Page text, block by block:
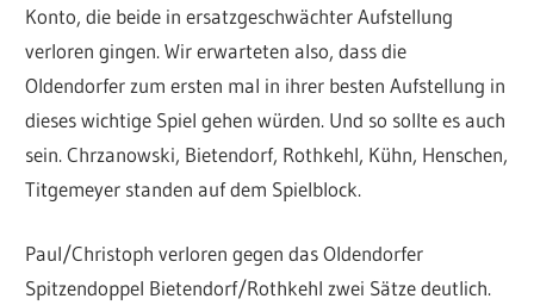
Konto, die beide in ersatzgeschwächter Aufstellung
verloren gingen. Wir erwarteten also, dass die
Oldendorfer zum ersten mal in ihrer besten Aufstellung in
dieses wichtige Spiel gehen würden. Und so sollte es auch
sein. Chrzanowski, Bietendorf, Rothkehl, Kühn, Henschen,
Titgemeyer standen auf dem Spielblock.
Paul/Christoph verloren gegen das Oldendorfer
Spitzendoppel Bietendorf/Rothkehl zwei Sätze deutlich.